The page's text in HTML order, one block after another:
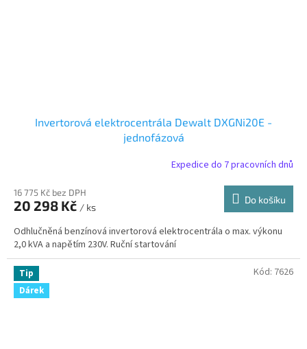
Invertorová elektrocentrála Dewalt DXGNi20E -
jednofázová
Expedice do 7 pracovních dnů
16 775 Kč bez DPH
20 298 Kč / ks
Do košíku
Odhlučněná benzínová invertorová elektrocentrála o max. výkonu
2,0 kVA a napětím 230V. Ruční startování
Tip
Dárek
Kód: 7626